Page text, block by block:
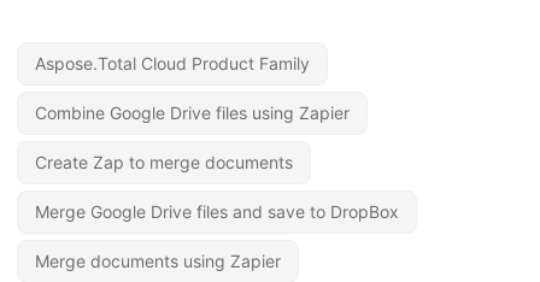
Aspose.Total Cloud Product Family
Combine Google Drive files using Zapier
Create Zap to merge documents
Merge Google Drive files and save to DropBox
Merge documents using Zapier